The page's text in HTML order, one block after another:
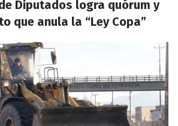
Diputados logra quórum y
que anula la “Ley Copa”